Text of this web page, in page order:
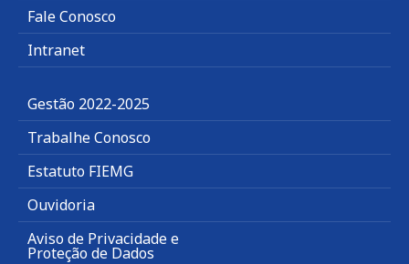
Fale Conosco
Intranet
Gestão 2022-2025
Trabalhe Conosco
Estatuto FIEMG
Ouvidoria
Aviso de Privacidade e
Proteção de Dados